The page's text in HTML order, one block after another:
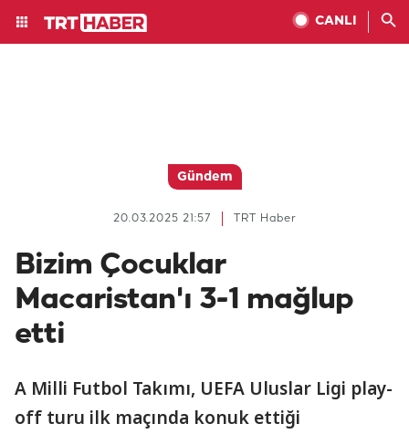
CANLI
Gündem
TRT Haber
20.03.2025 21:57
Bizim Çocuklar
Macaristan'ı 3-1 mağlup
etti
A Milli Futbol Takımı, UEFA Uluslar Ligi play-
off turu ilk maçında konuk ettiği